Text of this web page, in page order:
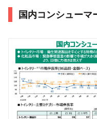
国内コンシューマ